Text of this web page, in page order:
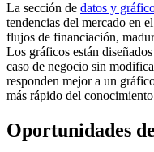
La sección de datos y
tendencias del mercado en
flujos de financiación,
Los gráficos están
caso de negocio sin
responden mejor a un
más rápido del
Oportunidades